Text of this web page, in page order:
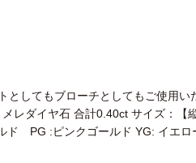
としてもブローチとしてもご使用い
ダイヤ石 合計0.40ct サイズ：【
PG :ピンクゴールド YG: イエロ